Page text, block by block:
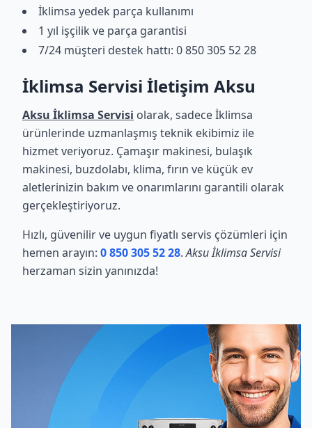
İklimsa yedek parça kullanımı
1 yıl işçilik ve parça garantisi
7/24 müşteri destek hattı: 0 850 305 52 28
İklimsa Servisi İletişim Aksu
Aksu İklimsa Servisi olarak, sadece İklimsa
ürünlerinde uzmanlaşmış teknik ekibimiz ile
hizmet veriyoruz. Çamaşır makinesi, bulaşık
makinesi, buzdolabı, klima, fırın ve küçük ev
aletlerinizin bakım ve onarımlarını garantili olarak
gerçekleştiriyoruz.
Hızlı, güvenilir ve uygun fiyatlı servis çözümleri için
hemen arayın: 0 850 305 52 28.Aksu İklimsa Servisi
herzaman sizin yanınızda!